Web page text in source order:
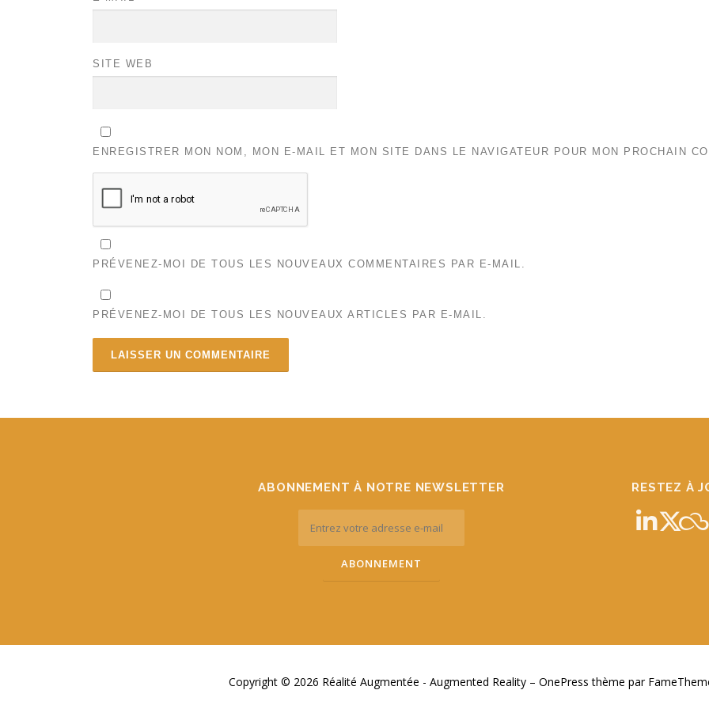
SITE WEB
ENREGISTRER MON NOM, MON E-MAIL ET MON SITE DANS LE NAVIGATEUR POUR MON PROCHAIN
PRÉVENEZ-MOI DE TOUS LES NOUVEAUX COMMENTAIRES PAR E-MAIL.
PRÉVENEZ-MOI DE TOUS LES NOUVEAUX ARTICLES PAR E-MAIL.
ABONNEMENT À NOTRE NEWSLETTER RESTEZ À
Copyright © 2026 Réalité Augmentée - Augmented Reality – OnePress thème par